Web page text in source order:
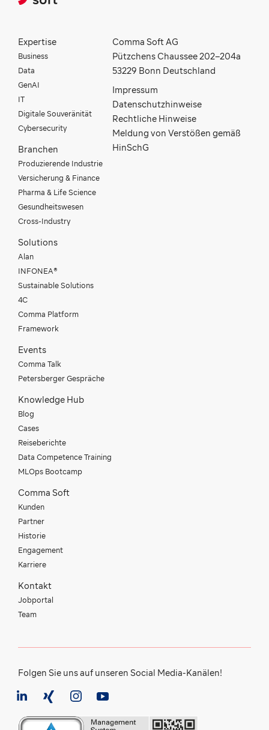
Expertise
Business
Data
GenAI
IT
Digitale Souveränität
Cybersecurity
Branchen
Produzierende Industrie
Versicherung & Finance
Pharma & Life Science
Gesundheitswesen
Cross-Industry
Solutions
Alan
INFONEA®
Sustainable Solutions
4C
Comma Platform
Framework
Events
Comma Talk
Petersberger Gespräche
Knowledge Hub
Blog
Cases
Reiseberichte
Data Competence Training
MLOps Bootcamp
Comma Soft
Kunden
Partner
Historie
Engagement
Karriere
Kontakt
Jobportal
Team
Comma Soft AG
Pützchens Chaussee 202–204a
53229 Bonn Deutschland
Impressum
Datenschutzhinweise
Rechtliche Hinweise
Meldung von Verstößen gemäß
HinSchG
Folgen Sie uns auf unseren Social Media-Kanälen!